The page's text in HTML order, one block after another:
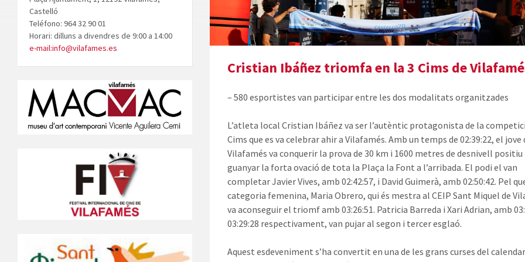
Cristian Ibáñez triomfa en la 3 Cims de
– 580 esportistes van participar entre les dos modalitats organitzades
L’atleta local Cristian Ibáñez va ser l’autèntic protagonista de la
Cims que es va celebrar ahir a Vilafamés. Amb un temps de 02:39:22, el jove
Vilafamés va conquerir la prova de 30 km i 1600 metres de desnivell positiu
guanyar la forta ovació de tota la Plaça la Font a l’arribada. El podi el van
completar Javier Vives, amb 02:42:57, i David Guimerà, amb 02:50:42. Pel
categoria femenina, Maria Obrero, qui és mestra al CEIP Sant Miquel de
va aconseguir el triomf amb 03:26:51. Patricia Barreda i Xari Adrian, amb
03:29:28 respectivament, van pujar al segon i tercer esglaó.
Aquest esdeveniment s’ha convertit en una de les grans curses del
Castelló
Teléfono: 964 32 90 01
Horari: dilluns a divendres de 9:00 a 14:00
e-mail:info@vilafames.es